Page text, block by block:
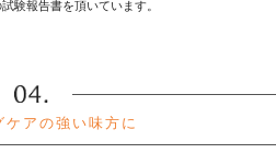
験報告書を頂いています。
ケアの強い味方に